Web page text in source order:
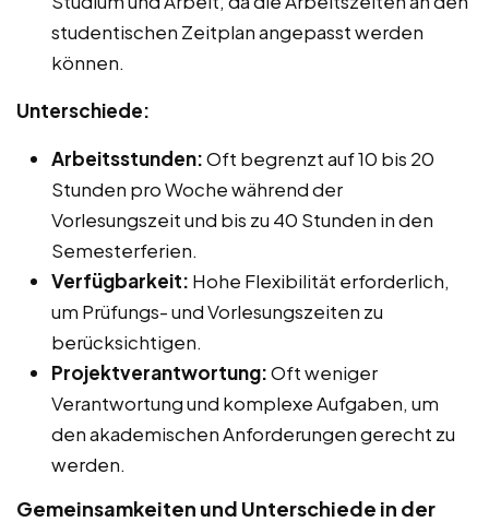
studentischen Zeitplan angepasst werden
können.
Unterschiede:
Arbeitsstunden:Oft begrenzt auf 10 bis 20
Stunden pro Woche während der
Vorlesungszeit und bis zu 40 Stunden in den
Semesterferien.
Verfügbarkeit: Hohe Flexibilität erforderlich,
um Prüfungs- und Vorlesungszeiten zu
berücksichtigen.
Projektverantwortung:Oft weniger
Verantwortung und komplexe Aufgaben, um
den akademischen Anforderungen gerecht zu
werden.
Gemeinsamkeiten und Unterschiede in der